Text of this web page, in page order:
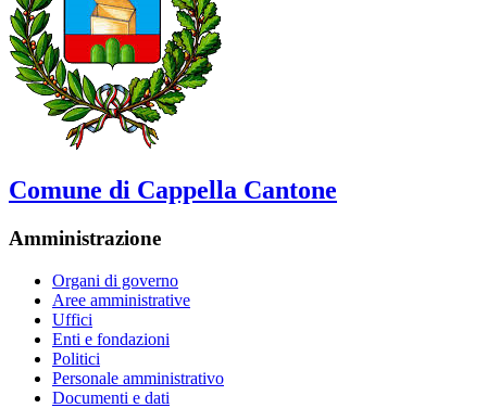
Comune di Cappella Cantone
Amministrazione
Organi di governo
Aree amministrative
Uffici
Enti e fondazioni
Politici
Personale amministrativo
Documenti e dati